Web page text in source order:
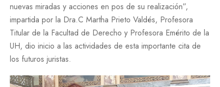
nuevas miradas y acciones en pos de su realización”,
impartida por la Dra.C Martha Prieto Valdés, Profesora
Titular de la Facultad de Derecho y Profesora Emérito de la
UH, dio inicio a las actividades de esta importante cita de
los futuros juristas.